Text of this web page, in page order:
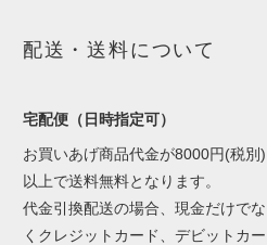
配送・送料について
宅配便（日時指定可）
お買いあげ商品代金が8000円(税別)
以上で送料無料となります。
代金引換配送の場合、現金だけでな
くクレジットカード、デビットカー